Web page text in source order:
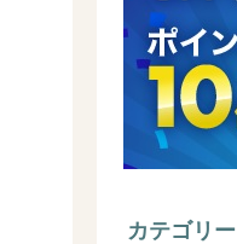
カテゴリー